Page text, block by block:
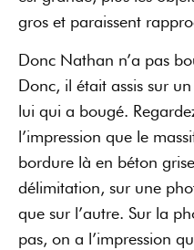
gros et paraissent
Donc Nathan n’a pas
Donc, il était assis sur
lui qui a bougé.
l’impression que le
bordure là en béton
délimitation, sur une
que sur l’autre. Sur la
pas, on a l’impression